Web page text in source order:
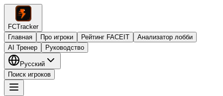
FCTracker
Главная
Про игроки Рейтинг FACEIT
Анализатор лобби
AI Тренер
Руководство
Русский
Поиск игроков